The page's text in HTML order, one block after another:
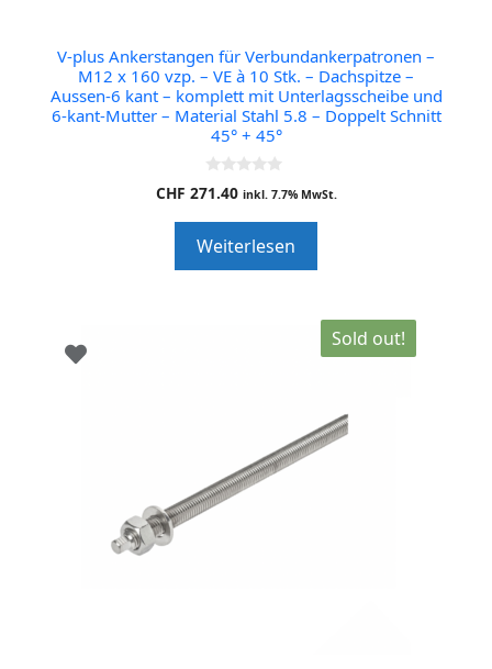
V-plus Ankerstangen für Verbundankerpatronen –
M12 x 160 vzp. – VE à 10 Stk. – Dachspitze –
Aussen-6 kant – komplett mit Unterlagsscheibe und
6-kant-Mutter – Material Stahl 5.8 – Doppelt Schnitt
45° + 45°
0
o
o
f
5
CHF 271.40 inkl. 7.7% MwSt.
Weiterlesen
Sold out!